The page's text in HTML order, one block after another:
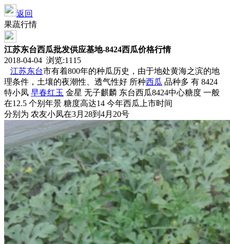
返回
果蔬行情
江苏东台西瓜批发供应基地-8424西瓜价格行情
2018-04-04 浏览:1115
江苏东台市有着800年的种瓜历史，由于地处黄海之滨的地
理条件，土壤的夜潮性、透气性好 所种西瓜 品种多 有 8424
特小凤 早春红玉 金星 无子麒麟 东台西瓜8424中心糖度 一般
在12.5 个别年景 糖度高达14 今年西瓜上市时间
分别为 农友小凤在3月28到4月20号